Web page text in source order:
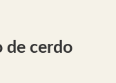
de cerdo